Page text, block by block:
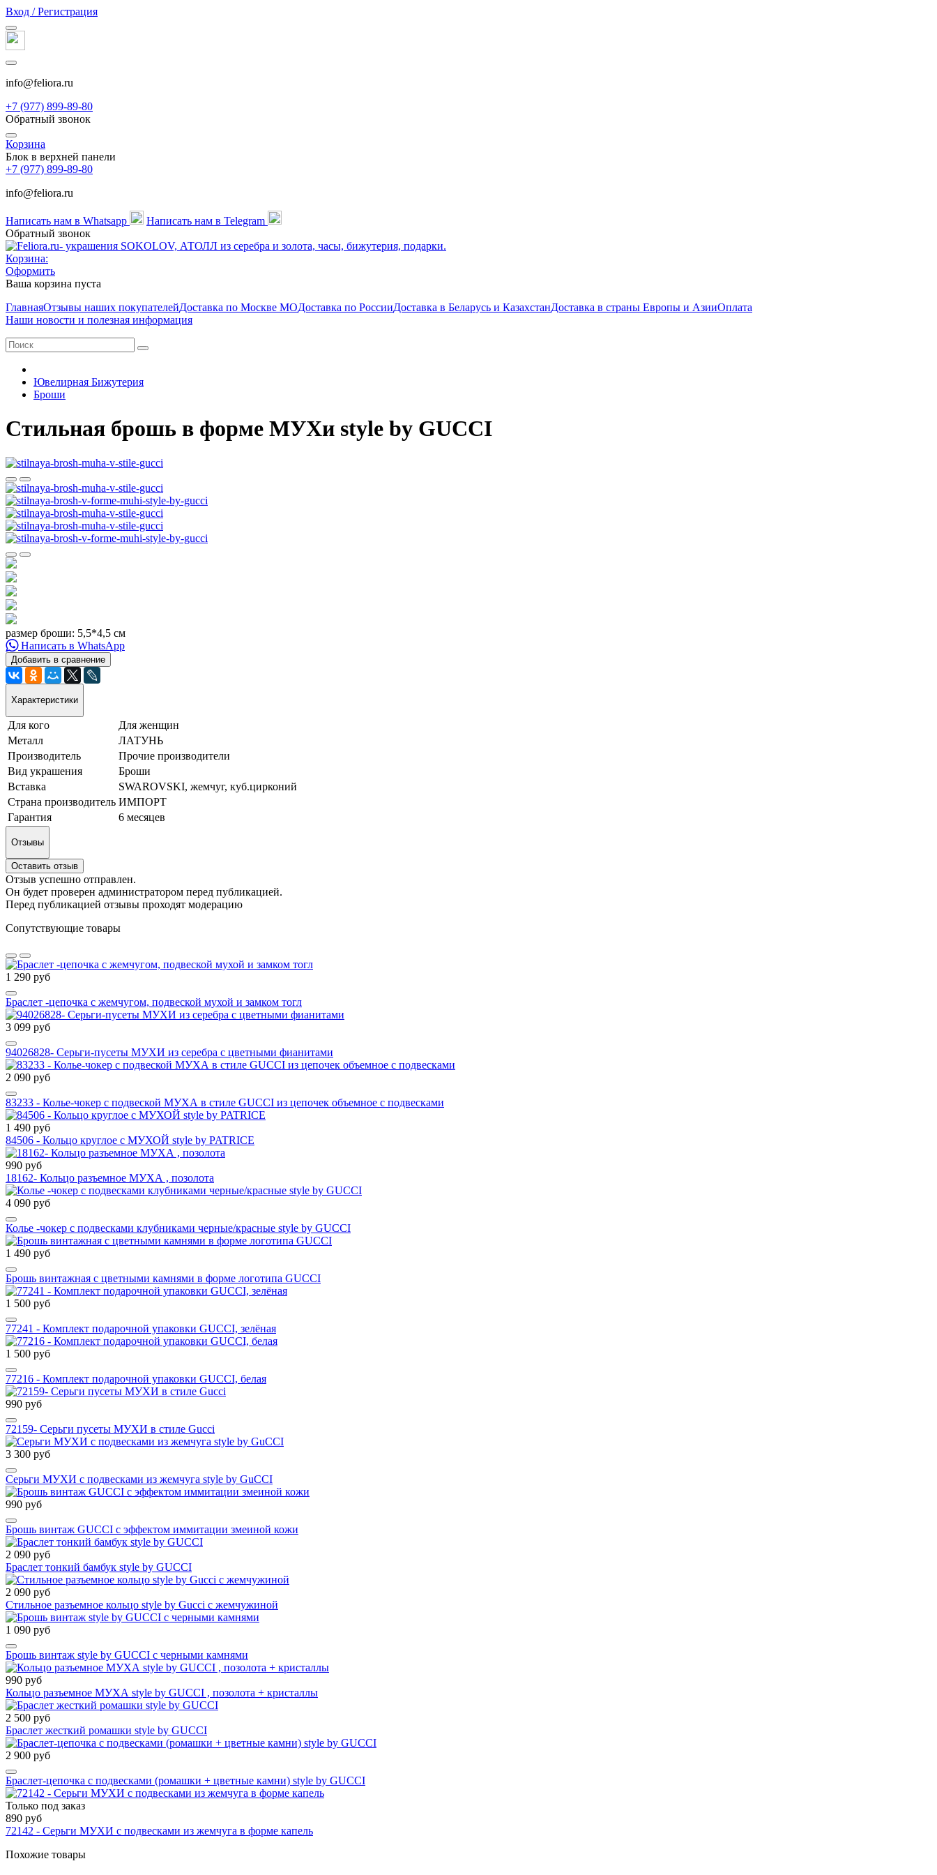
Вход / Регистрация
info@feliora.ru
+7 (977) 899-89-80
Обратный звонок
Корзина
Блок в верхней панели
+7 (977) 899-89-80
info@feliora.ru
Написать нам в Whatsapp
Написать нам в Telegram
Обратный звонок
Корзина:
Оформить
Ваша корзина пуста
ГлавнаяОтзывы наших покупателейДоставка по Москве МОДоставка по РоссииДоставка в Беларусь и КазахстанДоставка в страны Европы и АзииОплата
Наши новости и полезная информация
Ювелирная Бижутерия
Броши
Стильная брошь в форме МУХи style by GUCCI
размер броши: 5,5*4,5 см
Написать в WhatsApp
Добавить в сравнение
Характеристики
Для кого
Для женщин
Металл
ЛАТУНЬ
Производитель
Прочие производители
Вид украшения
Броши
Вставка
SWAROVSKI, жемчуг, куб.цирконий
Страна производитель ИМПОРТ
Гарантия
6 месяцев
Отзывы
Оставить отзыв
Отзыв успешно отправлен.
Он будет проверен администратором перед публикацией.
Перед публикацией отзывы проходят модерацию
Сопутствующие товары
1 290 руб
Браслет -цепочка с жемчугом, подвеской мухой и замком тогл
3 099 руб
94026828- Серьги-пусеты МУХИ из серебра с цветными фианитами
2 090 руб
83233 - Колье-чокер с подвеской МУХА в стиле GUCCI из цепочек объемное с подвесками
1 490 руб
84506 - Кольцо круглое с МУХОЙ style by PATRICE
990 руб
18162- Кольцо разъемное МУХА , позолота
4 090 руб
Колье -чокер с подвесками клубниками черные/красные style by GUCCI
1 490 руб
Брошь винтажная с цветными камнями в форме логотипа GUCCI
1 500 руб
77241 - Комплект подарочной упаковки GUCCI, зелёная
1 500 руб
77216 - Комплект подарочной упаковки GUCCI, белая
990 руб
72159- Серьги пусеты МУХИ в стиле Gucci
3 300 руб
Серьги МУХИ с подвесками из жемчуга style by GuCCI
990 руб
Брошь винтаж GUCCI с эффектом иммитации змеиной кожи
2 090 руб
Браслет тонкий бамбук style by GUCCI
2 090 руб
Стильное разъемное кольцо style by Gucci с жемчужиной
1 090 руб
Брошь винтаж style by GUCCI с черными камнями
990 руб
Кольцо разъемное МУХА style by GUCCI , позолота + кристаллы
2 500 руб
Браслет жесткий ромашки style by GUCCI
2 900 руб
Браслет-цепочка с подвесками (ромашки + цветные камни) style by GUCCI
Только под заказ
890 руб
72142 - Серьги МУХИ с подвесками из жемчуга в форме капель
Похожие товары